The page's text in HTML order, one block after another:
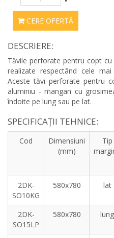
CERE OFERTĂ
DESCRIERE:
Tăvile perforate pentru copt
realizate respectând cele
Aceste tăvi perforate pentru
aluminiu - mangan cu
îndoite pe lung sau pe lat.
SPECIFICAȚII TEHNICE:
Cod
Dimensiuni
(mm)
Tip
2DK-
SO10KG
580x780 lat
2DK-
SO15LP
580x780 lung